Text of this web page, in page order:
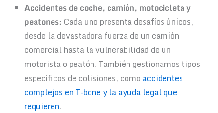
Accidentes de coche, camión, motocicleta y
peatones: Cada uno presenta desafíos únicos,
desde la devastadora fuerza de un camión
comercial hasta la vulnerabilidad de un
motorista o peatón. También gestionamos tipos
específicos de colisiones, como accidentes
complejos en T-bone y la ayuda legal que
requieren.